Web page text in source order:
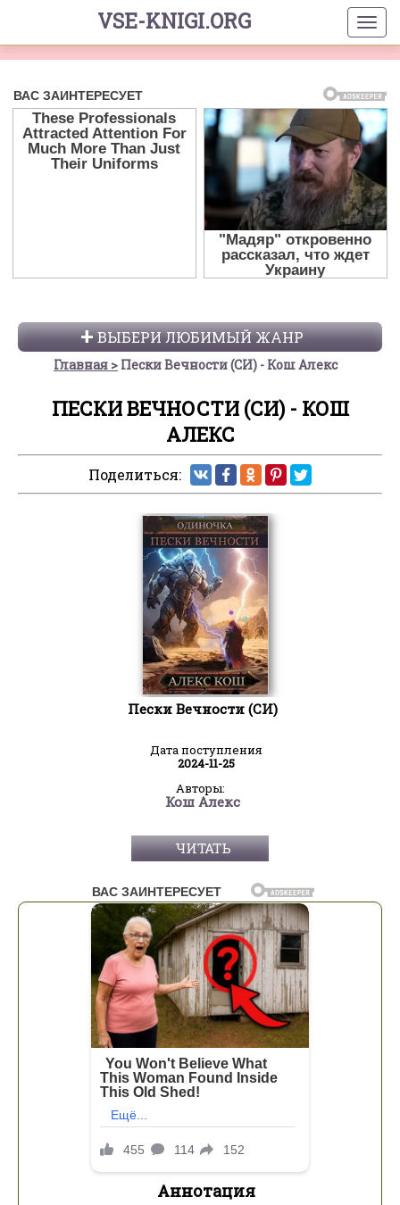
VSE-KNIGI.ORG
ВЫБЕРИ ЛЮБИМЫЙ ЖАНР
Главная Пески Вечности (СИ) - Кош Алекс
ПЕСКИ ВЕЧНОСТИ (СИ) - КОШ
АЛЕКС
Поделиться:
Пески Вечности (СИ)
Дата поступления
2024-11-25
Авторы:
Кош Алекс
ЧИТАТЬ
Аннотация